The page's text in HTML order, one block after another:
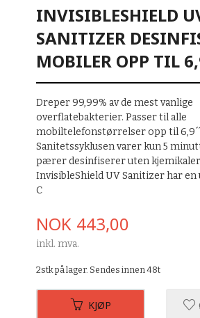
INVISIBLESHIELD
SANITIZER
MOBILER OPP TIL
Dreper 99,99% av de mest vanlige
overflatebakterier. Passer til alle
mobiltelefonstørrelser opp til 6,9´´
Sanitetssyklusen varer kun 5
pærer desinfiserer uten
InvisibleShield UV Sanitizer har en
C
Pris
NOK 443,00
inkl. mva.
2stk på lager. Sendes innen 48t
KJØP